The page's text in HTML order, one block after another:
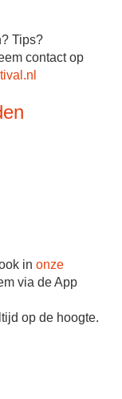
Tips?
contact op
in onze
via de App
op de hoogte.